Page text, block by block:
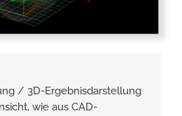
/ 3D-Ergebnisdarstellung
wie aus CAD-